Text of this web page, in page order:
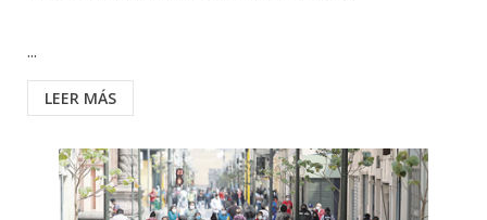
...
LEER MÁS